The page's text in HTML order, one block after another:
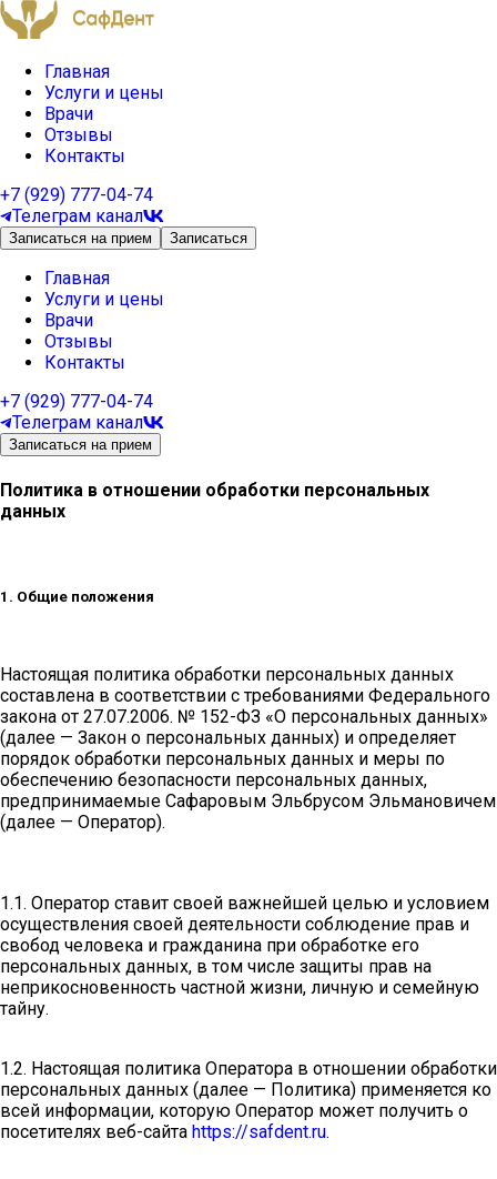
Главная
Услуги и цены
Врачи
Отзывы
Контакты
+7 (929) 777-04-74
Телеграм канал
Записаться на прием Записаться
Главная
Услуги и цены
Врачи
Отзывы
Контакты
+7 (929) 777-04-74
Телеграм канал
Записаться на прием
Политика в отношении обработки персональных
данных
1. Общие положения
Настоящая политика обработки персональных данных
составлена в соответствии с требованиями Федерального
закона от 27.07.2006. № 152-ФЗ «О персональных данных»
(далее — Закон о персональных данных) и определяет
порядок обработки персональных данных и меры по
обеспечению безопасности персональных данных,
предпринимаемые Сафаровым Эльбрусом Эльмановичем
(далее — Оператор).
1.1. Оператор ставит своей важнейшей целью и условием
осуществления своей деятельности соблюдение прав и
свобод человека и гражданина при обработке его
персональных данных, в том числе защиты прав на
неприкосновенность частной жизни, личную и семейную
тайну.
1.2. Настоящая политика Оператора в отношении обработки
персональных данных (далее — Политика) применяется ко
всей информации, которую Оператор может получить о
посетителях веб-сайта https://safdent.ru.